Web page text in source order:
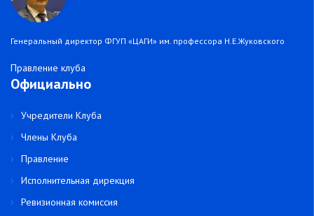
Генеральный директор ФГУП «ЦАГИ» им. профессора Н.Е.Жуковского
Правление клуба
Официально
Учредители Клуба
Члены Клуба
Правление
Исполнительная дирекция
Ревизионная комиссия